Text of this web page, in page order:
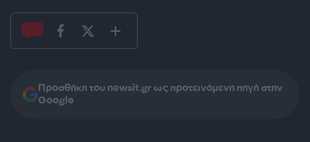
Προσθήκη του newsit.gr ως προτεινόμενη πηγή στην
Google